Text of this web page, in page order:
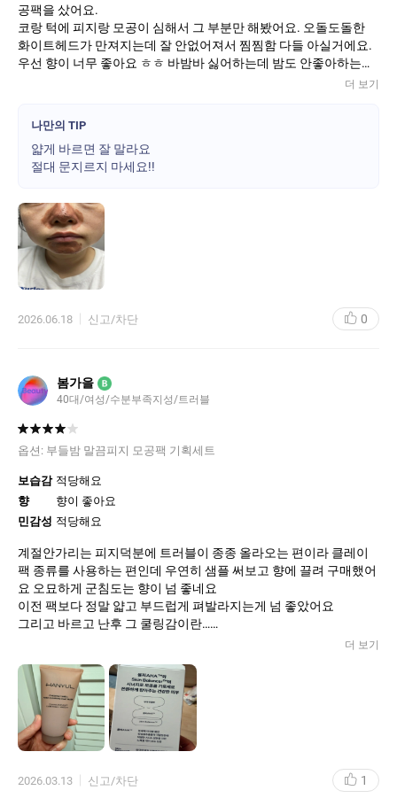
공팩을 샀어요.
코랑 턱에 피지랑 모공이 심해서 그 부분만 해봤어요. 오돌도돌한
화이트헤드가 만져지는데 잘 안없어져서 찜찜함 다들 아실거에요.
우선 향이 너무 좋아요 ㅎㅎ 바밤바 싫어하는데 밤도 안좋아하는데
다들 문지르지 말라고 한 이유가 있어요.!!!!
얇게 바르고 5분있으니 마르면서 피부가 굳어서 씻어 냈어요. 화이
트헤드는 눈으로 보여요. 근데 요철이 없어지고 매끈해졌어요. 일부
게 돼요. 단점은 피부도 좀 건조해져요. ㅎㅎ 샘플로 주는건 다른 타
입이었으면 둘다 써보는건데 싶어서 아쉬워요
더 보기
나만의 TIP
얇게 바르면 잘 말라요
절대 문지르지 마세요!!
2026.06.18 신고/차단 0
봄가을 B
40대/여성/수분부족지성/트러블
옵션: 부들밤 말끔피지 모공팩 기획세트
보습감 적당해요
향
향이 좋아요
민감성 적당해요
계절안가리는 피지덕분에 트러블이 종종 올라오는 편이라 클레이
팩 종류를 사용하는 편인데 우연히 샘플 써보고 향에 끌려 구매했어
요 오묘하게 군침도는 향이 넘 좋네요
이전 팩보다 정말 얇고 부드럽게 펴발라지는게 넘 좋았어요
그리고 바르고 난후 그 쿨링감이란…
단지 그 밤피알갱이가 저한테 불청객 같은 느낌
자꾸 손가락에 걸리적거려서 ㅋ
다음엔 통째로 손안대고 써볼려구요
10분정도 후 살살 문질문질하며 세안하니 모공낀거없이
깔끔하게 씻겨지네요
그래서 부들밤인가봐요
더 보기
2026.03.13 신고/차단 1